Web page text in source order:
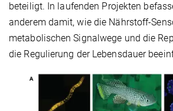
beteiligt. In laufenden Projekten
anderem damit, wie die Nährstoff-
metabolischen Signalwege und die
die Regulierung der Lebensdauer